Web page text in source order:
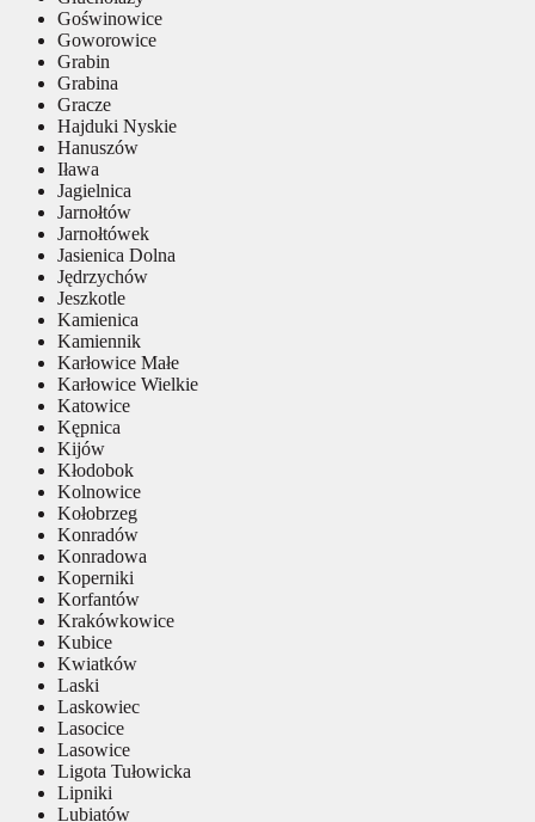
Goświnowice
Goworowice
Grabin
Grabina
Gracze
Hajduki Nyskie
Hanuszów
Iława
Jagielnica
Jarnołtów
Jarnołtówek
Jasienica Dolna
Jędrzychów
Jeszkotle
Kamienica
Kamiennik
Karłowice Małe
Karłowice Wielkie
Katowice
Kępnica
Kijów
Kłodobok
Kolnowice
Kołobrzeg
Konradów
Konradowa
Koperniki
Korfantów
Krakówkowice
Kubice
Kwiatków
Laski
Laskowiec
Lasocice
Lasowice
Ligota Tułowicka
Lipniki
Lubiatów